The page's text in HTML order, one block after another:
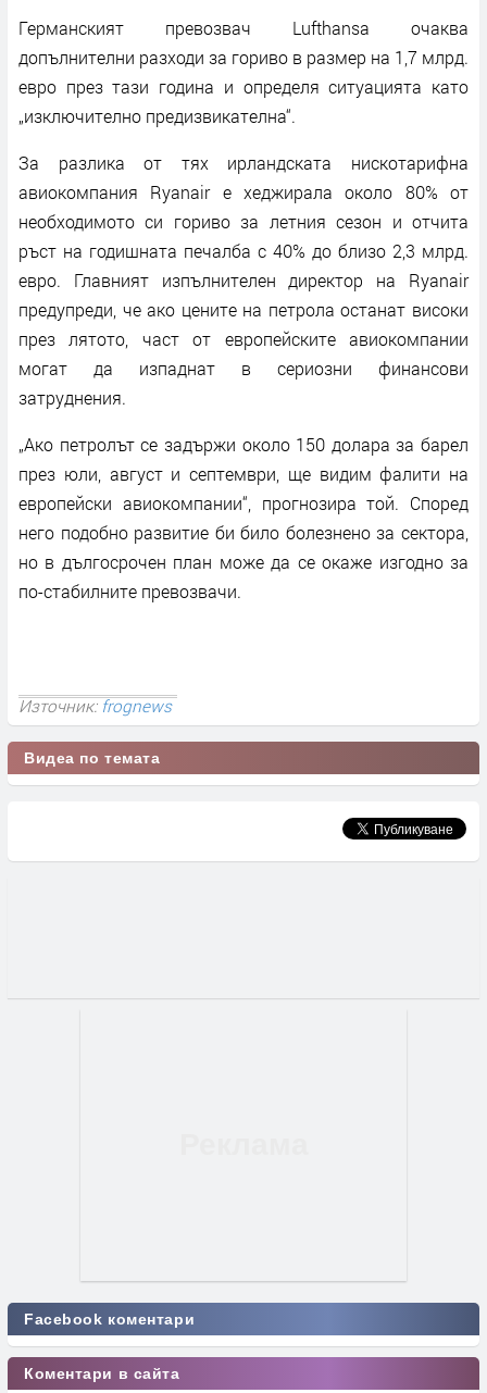
Германският превозвач Lufthansa очаква
допълнителни разходи за гориво в размер на 1,7 млрд.
евро през тази година и определя ситуацията като
„изключително предизвикателна“.
За разлика от тях ирландската нискотарифна
авиокомпания Ryanair е хеджирала около 80% от
необходимото си гориво за летния сезон и отчита
ръст на годишната печалба с 40% до близо 2,3 млрд.
евро. Главният изпълнителен директор на Ryanair
предупреди, че ако цените на петрола останат високи
през лятото, част от европейските авиокомпании
могат да изпаднат в сериозни финансови
затруднения.
„Ако петролът се задържи около 150 долара за барел
през юли, август и септември, ще видим фалити на
европейски авиокомпании“, прогнозира той. Според
него подобно развитие би било болезнено за сектора,
но в дългосрочен план може да се окаже изгодно за
по-стабилните превозвачи.
Източник:frognews
Видеа по темата
Facebook коментари
Коментари в сайта